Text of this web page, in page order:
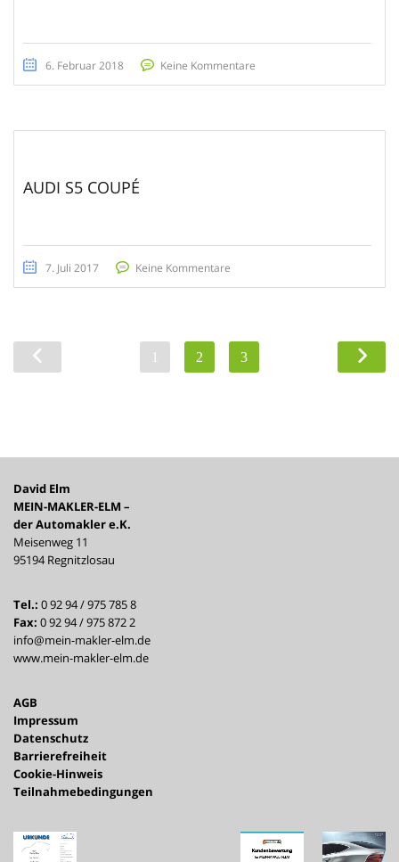
6. Februar 2018 Keine Kommentare
AUDI S5 COUPÉ
7. Juli 2017 Keine Kommentare
1 2 3
David Elm
MEIN-MAKLER-ELM –
der Automakler e.K.
Meisenweg 11
95194 Regnitzlosau
Tel.: 0 92 94 / 975 785 8
Fax: 0 92 94 / 975 872 2
info@mein-makler-elm.de
www.mein-makler-elm.de
AGB
Impressum
Datenschutz
Barrierefreiheit
Cookie-Hinweis
Teilnahmebedingungen